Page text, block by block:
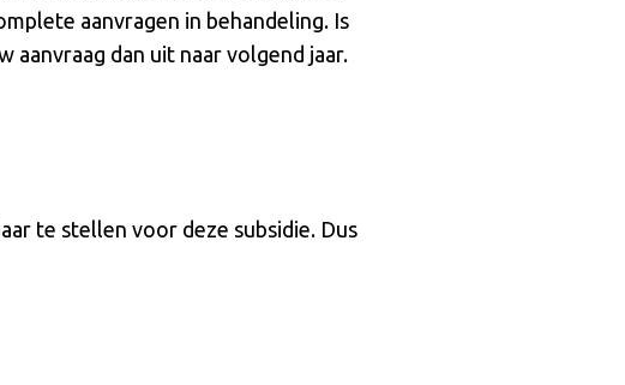
aanvragen in behandeling. Is
dan uit naar volgend jaar.
te stellen voor deze subsidie. Dus